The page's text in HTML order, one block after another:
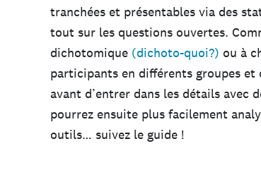
tranchées et présentables via des
tout sur les questions ouvertes.
dichotomique (dichoto-quoi?) ou à
participants en différents groupes
avant d’entrer dans les détails avec
pourrez ensuite plus facilement
outils… suivez le guide !